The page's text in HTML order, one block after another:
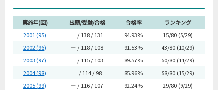
実施年(回) 出願/受験/合格 合格率
ランキング
2001 (95)
― / 138 / 131 94.93%
15/80 (5/29)
2002 (96)
― / 118 / 108 91.53%
43/80 (10/29)
2003 (97)
― / 115 / 103 89.57%
50/80 (14/29)
2004 (98)
― / 114 / 98 85.96%
58/80 (15/29)
2005 (99)
― / 116 / 107 92.24%
29/80 (9/29)